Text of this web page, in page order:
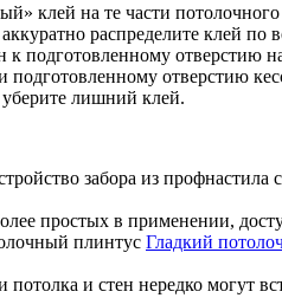
клей на те части
распределите клей по
к подготовленному отверстию
подготовленному отверстию
лишний клей.
простых в применении,
Гладкий
потолка и стен нередко могут